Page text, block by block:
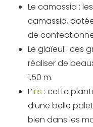
Le camassia :
camassia,
de
Le glaïeul : ces
réaliser de
1,50 m.
L’iris : cette
d’une belle
bien dans les